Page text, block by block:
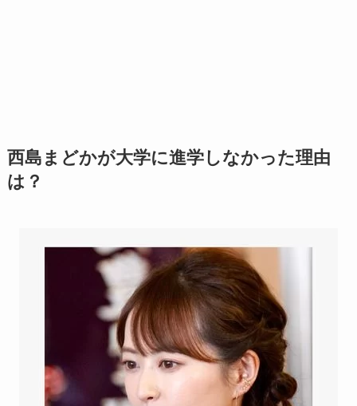
西島まどかが大学に進学しなかった理由
は？